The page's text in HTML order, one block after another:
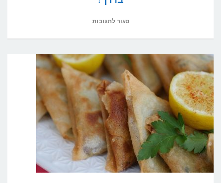
סגור לתגובות
אירוע
בבית
עם
מינימום
תקלות
בדרך?